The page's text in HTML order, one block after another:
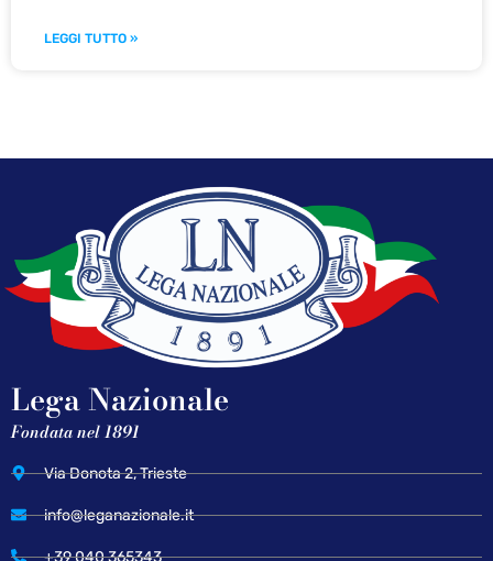
LEGGI TUTTO »
Lega Nazionale
Fondata nel 1891
Via Donota 2, Trieste
info@leganazionale.it
+39 040 365343